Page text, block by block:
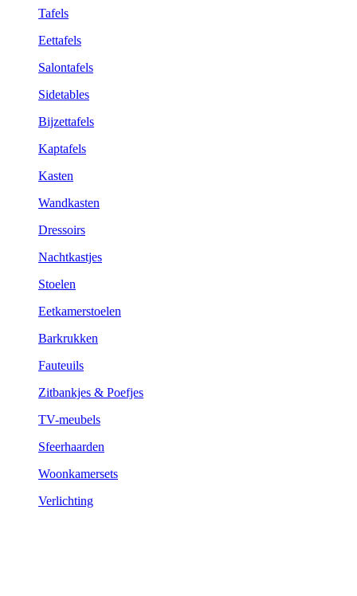
Tafels
Eettafels
Salontafels
Sidetables
Bijzettafels
Kaptafels
Kasten
Wandkasten
Dressoirs
Nachtkastjes
Stoelen
Eetkamerstoelen
Barkrukken
Fauteuils
Zitbankjes & Poefjes
TV-meubels
Sfeerhaarden
Woonkamersets
Verlichting